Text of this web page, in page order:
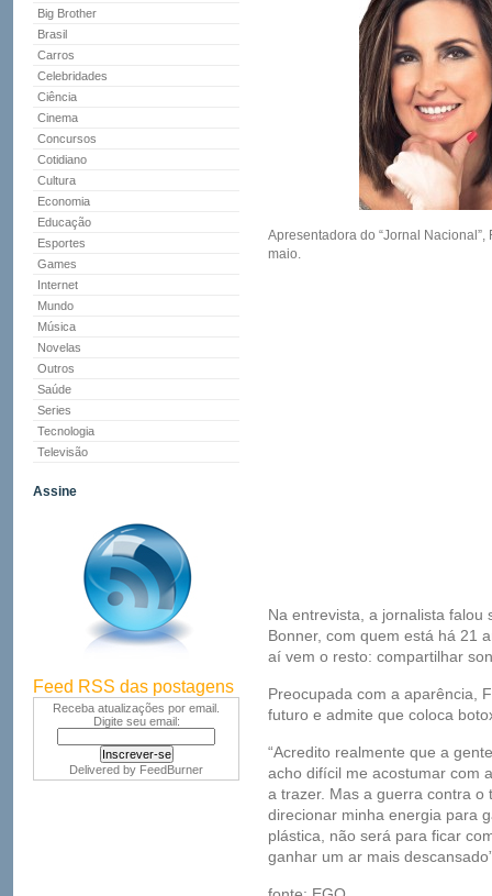
Big Brother
Brasil
Carros
Celebridades
Ciência
Cinema
Concursos
Cotidiano
Cultura
Economia
Educação
Esportes
Games
Internet
Mundo
Música
Novelas
Outros
Saúde
Series
Tecnologia
Televisão
Assine
Feed RSS das postagens
Receba atualizações por email.
Digite seu email:
Delivered by FeedBurner
Apresentadora do “Jornal
maio.
Na entrevista, a jornalista falou
Bonner, com quem está há 21
aí vem o resto: compartilhar
Preocupada com a aparência,
futuro e admite que coloca
“Acredito realmente que a
acho difícil me acostumar com
a trazer. Mas a guerra contra
direcionar minha energia para
plástica, não será para ficar
ganhar um ar mais